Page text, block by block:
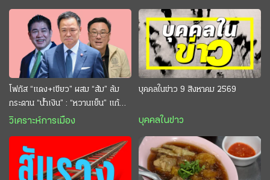
โฟกัส “แดง+เขียว” ผสม “ส้ม” ล้ม
กระดาน “นํ้าเงิน” : “หวานเย็น” แก้
กระหาย “อนุทิน” ดักตีกินสบาย
วิเคราะห์การเมือง
บุคคลในข่าว 9 สิงหาคม 2569
บุคคลในข่าว